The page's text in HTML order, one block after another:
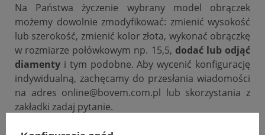
Na Państwa życzenie wybrany model obrączek
możemy dowolnie zmodyfikować: zmienić wysokość
lub szerokość, zmienić kolor złota, wykonać obrączkę
w rozmiarze połówkowym np. 15,5, dodać lub odjąć
diamenty i tym podobne. Aby wycenić konfigurację
indywidualną, zachęcamy do przesłania wiadomości
na adres online@bovem.com.pl lub skorzystania z
zakładki zadaj pytanie.
Podana cena dotyczy pary.